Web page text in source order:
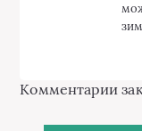
Комментарии